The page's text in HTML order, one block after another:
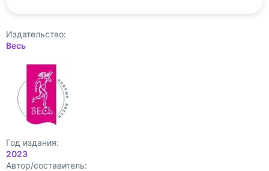
Издательство:
Весь
Год издания:
2023
Автор/составитель: